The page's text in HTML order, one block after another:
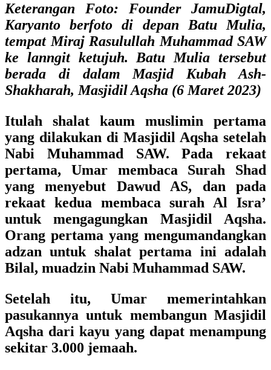
Keterangan Foto: Founder JamuDigtal,
Karyanto berfoto di depan Batu Mulia,
tempat Miraj Rasulullah Muhammad SAW
ke lanngit ketujuh. Batu Mulia tersebut
berada di dalam Masjid Kubah Ash-
Shakharah, Masjidil Aqsha (6 Maret 2023)
Itulah shalat kaum muslimin pertama
yang dilakukan di Masjidil Aqsha setelah
Nabi Muhammad SAW. Pada rekaat
pertama, Umar membaca Surah Shad
yang menyebut Dawud AS, dan pada
rekaat kedua membaca surah Al Isra’
untuk mengagungkan Masjidil Aqsha.
Orang pertama yang mengumandangkan
adzan untuk shalat pertama ini adalah
Bilal, muadzin Nabi Muhammad SAW.
Setelah itu, Umar memerintahkan
pasukannya untuk membangun Masjidil
Aqsha dari kayu yang dapat menampung
sekitar 3.000 jemaah.